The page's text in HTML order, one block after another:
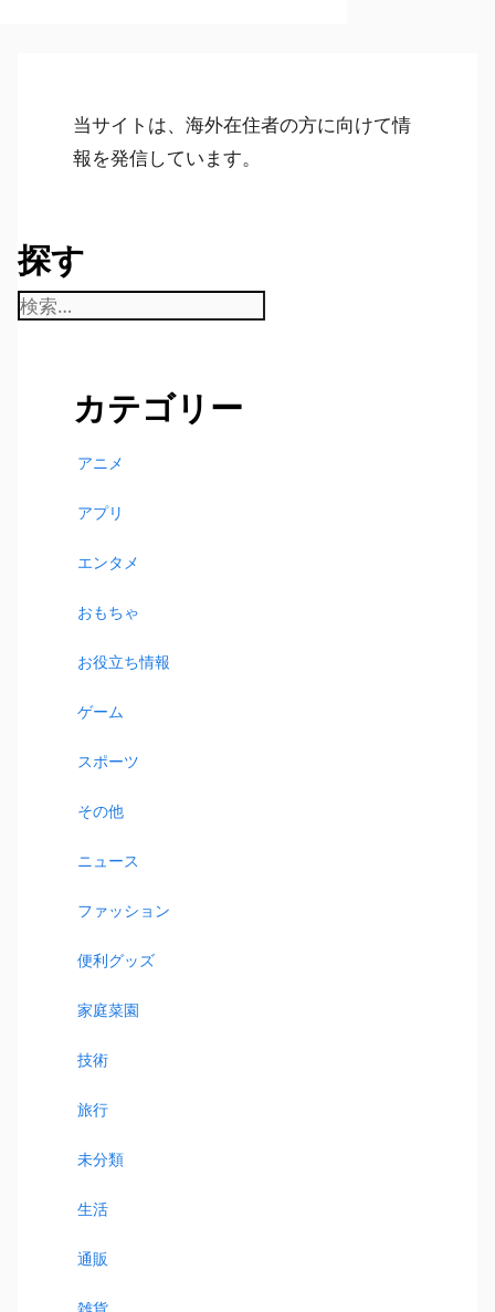
当サイトは、海外在住者の方に向けて情
報を発信しています。
探す
検
カテゴリー
アニメ
アプリ
エンタメ
おもちゃ
お役立ち情報
ゲーム
スポーツ
その他
ニュース
ファッション
便利グッズ
家庭菜園
技術
旅行
未分類
生活
通販